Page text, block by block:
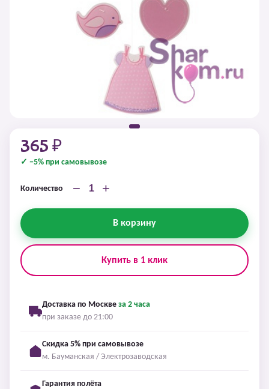
365 ₽
✓ −5% при самовывозе
Количество − +
В корзину
Купить в 1 клик
Доставка по Москве за 2 часа
при заказе до 21:00
Скидка 5% при самовывозе
м. Бауманская / Электрозаводская
Гарантия полёта